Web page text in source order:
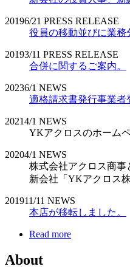
20196/21 PRESS RELEASE
役員の移動並びに業務
20193/11 PRESS RELEASE
合併に関するご案内。
20236/1 NEWS
適格請求書発行事業者
20214/1 NEWS
YKアクロスのホーム
20204/1 NEWS
株式会社アクロス商
新会社「YKアクロス
201911/11 NEWS
本店が移転しました。
Read more
About